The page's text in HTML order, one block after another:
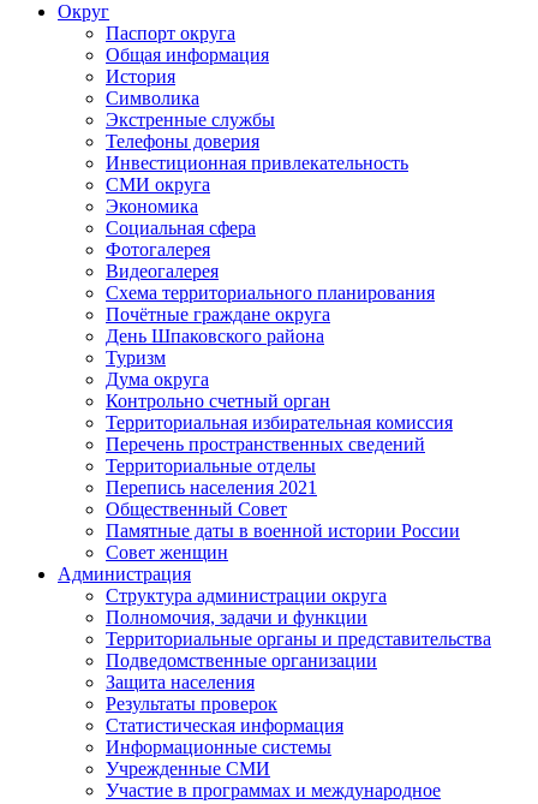
Округ
Паспорт округа
Общая информация
История
Символика
Экстренные службы
Телефоны доверия
Инвестиционная привлекательность
СМИ округа
Экономика
Социальная сфера
Фотогалерея
Видеогалерея
Схема территориального планирования
Почётные граждане округа
День Шпаковского района
Туризм
Дума округа
Контрольно счетный орган
Территориальная избирательная комиссия
Перечень пространственных сведений
Территориальные отделы
Перепись населения 2021
Общественный Совет
Памятные даты в военной истории России
Совет женщин
Администрация
Структура администрации округа
Полномочия, задачи и функции
Территориальные органы и представительства
Подведомственные организации
Защита населения
Результаты проверок
Статистическая информация
Информационные системы
Учрежденные СМИ
Участие в программах и международное